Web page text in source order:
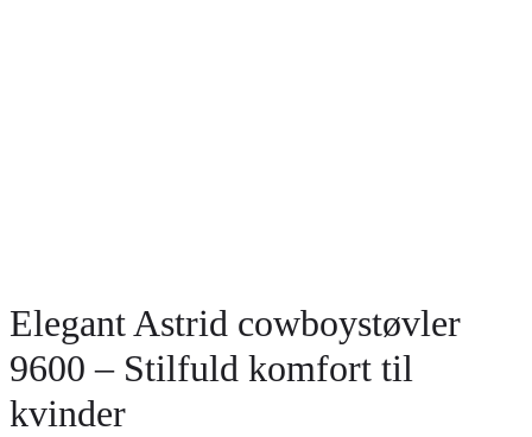
Elegant Astrid cowboystøvler
9600 – Stilfuld komfort til
kvinder